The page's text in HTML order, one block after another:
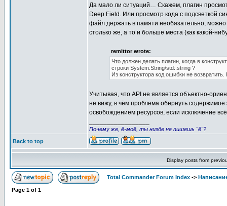
Да мало ли ситуаций… Скажем, плагин
Deep Field. Или просмотр кода с подсветкой
файл держать в памяти необязательно,
столько же, а то и больше места (как какой-
remittor wrote:
Что должен делать плагин, когда в
строки System.String/std::string ?
Из конструктора код ошибки не
Учитывая, что API не является объектно-
не вижу, в чём проблема обернуть
освобождением ресурсов, если исключение
Почему же, ё-моё, ты нигде не пишешь "ё"?
Back to top
Display posts from
Total Commander Forum Index ->
Page 1 of 1